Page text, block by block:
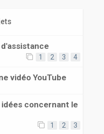
1 2 3 4
vidéo YouTube
concernant le
1 2 3